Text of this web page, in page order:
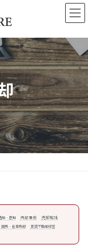
地・底地 売却事例
売却知識
競売・任意売却
賃貸不動産経営